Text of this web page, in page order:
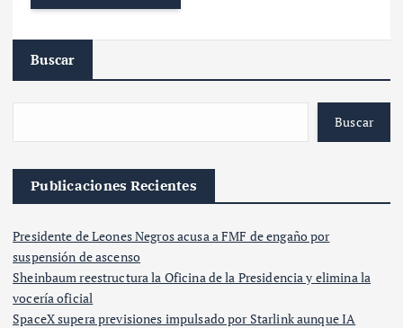
Buscar
Buscar
Publicaciones Recientes
Presidente de Leones Negros acusa a FMF de engaño por
suspensión de ascenso
Sheinbaum reestructura la Oficina de la Presidencia y elimina la
vocería oficial
SpaceX supera previsiones impulsado por Starlink aunque IA